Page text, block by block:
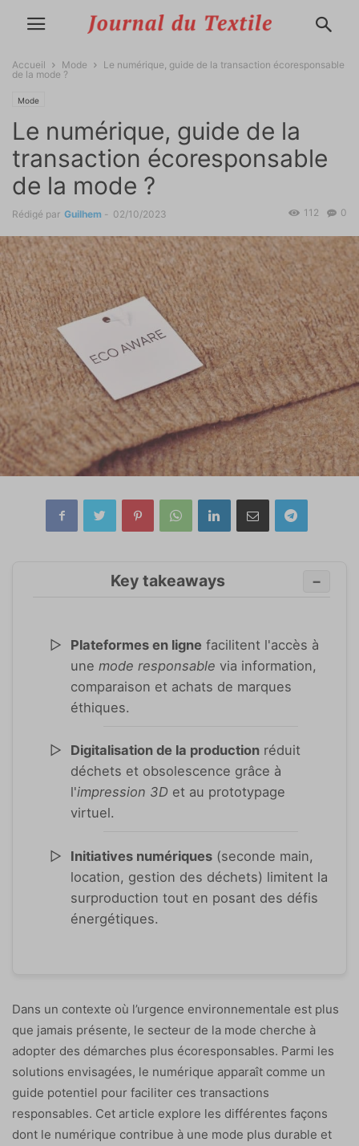
Accueil Mode
Le numérique, guide de la transaction écoresponsable
de la mode ?
Mode
Le numérique, guide de la
transaction écoresponsable
de la mode ?
Rédigé par Guilhem - 02/10/2023 0
112
Key takeaways −
Plateformes en ligne facilitent l'accès à
unemode responsable via information,
comparaison et achats de marques
éthiques.
Digitalisation de la production réduit
déchets et obsolescence grâce à
l'impression 3D et au prototypage
virtuel.
Initiatives numériques (seconde main,
location, gestion des déchets) limitent la
surproduction tout en posant des défis
énergétiques.
Dans un contexte où l’urgence environnementale est plus
que jamais présente, le secteur de la mode cherche à
adopter des démarches plus écoresponsables. Parmi les
solutions envisagées, le numérique apparaît comme un
guide potentiel pour faciliter ces transactions
responsables. Cet article explore les différentes façons
dont le numérique contribue à une mode plus durable et